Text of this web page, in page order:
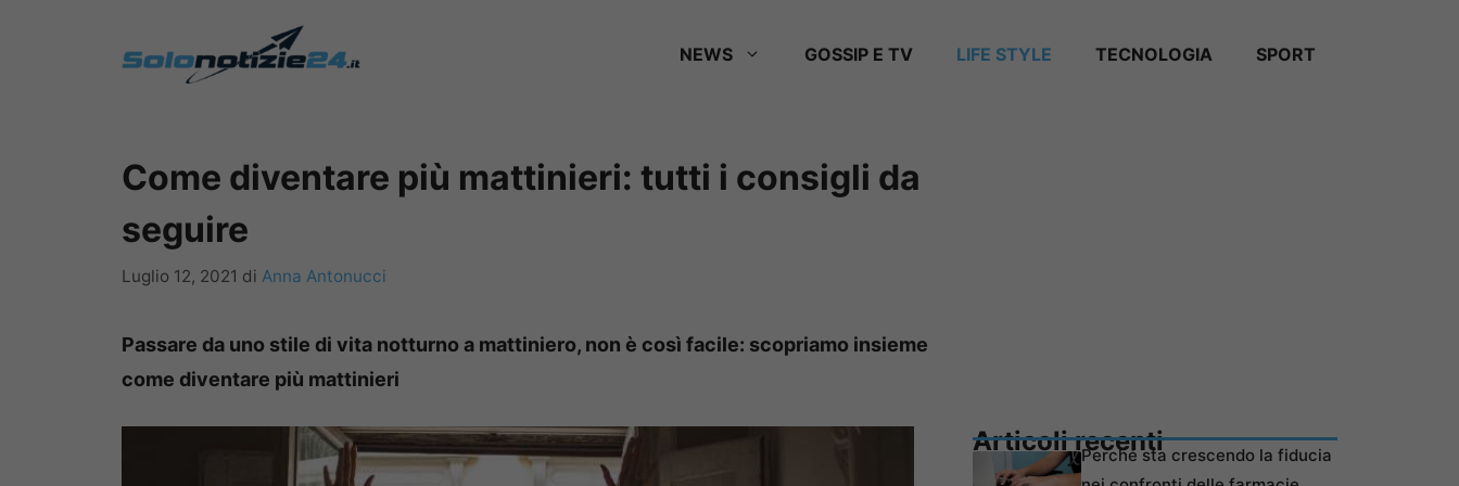
NEWS GOSSIP E TV LIFE STYLE TECNOLOGIA SPORT
Come diventare più mattinieri: tutti i consigli da
seguire
Luglio 12, 2021 di Anna Antonucci
Passare da uno stile di vita notturno a mattiniero, non è così facile: scopriamo insieme
come diventare più mattinieri
Articoli recentiPerché sta crescendo la fiducia